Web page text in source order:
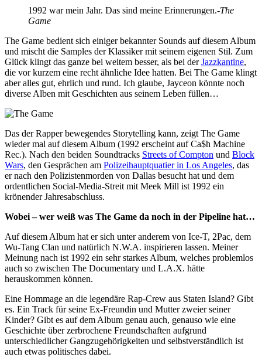
1992 war mein Jahr. Das sind meine Erinnerungen.-The
Game
The Game bedient sich einiger bekannter Sounds auf diesem Album
und mischt die Samples der Klassiker mit seinem eigenen Stil. Zum
Glück klingt das ganze bei weitem besser, als bei derJazzkantine,
die vor kurzem eine recht ähnliche Idee hatten. Bei The Game klingt
aber alles gut, ehrlich und rund. Ich glaube, Jayceon könnte noch
diverse Alben mit Geschichten aus seinem Leben füllen…
Das der Rapper bewegendes Storytelling kann, zeigt The Game
wieder mal auf diesem Album (1992 erscheint auf Ca$h Machine
Rec.). Nach den beiden Soundtracks Streets of Compton und Block
Wars, den Gesprächen am Polizeihauptquatier in Los Angeles, das
er nach den Polizistenmorden von Dallas besucht hat und dem
ordentlichen Social-Media-Streit mit Meek Mill ist 1992 ein
krönender Jahresabschluss.
Wobei – wer weiß was The Game da noch in der Pipeline hat…
Auf diesem Album hat er sich unter anderem von Ice-T, 2Pac, dem
Wu-Tang Clan und natürlich N.W.A. inspirieren lassen. Meiner
Meinung nach ist 1992 ein sehr starkes Album, welches problemlos
auch so zwischen The Documentary und L.A.X. hätte
herauskommen können.
Eine Hommage an die legendäre Rap-Crew aus Staten Island? Gibt
es. Ein Track für seine Ex-Freundin und Mutter zweier seiner
Kinder? Gibt es auf dem Album genau auch, genauso wie eine
Geschichte über zerbrochene Freundschaften aufgrund
unterschiedlicher Gangzugehörigkeiten und selbstverständlich ist
auch etwas politisches dabei.